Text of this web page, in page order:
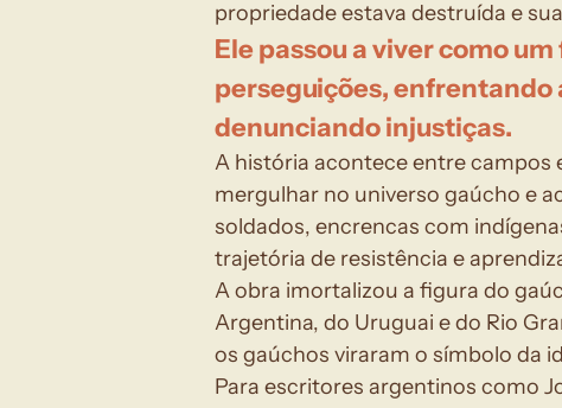
propriedade estava destruída e
Ele passou a viver como
perseguições, enfrentando
denunciando injustiças.
A história acontece entre campos
mergulhar no universo gaúcho e
soldados, encrencas com
trajetória de resistência e
A obra imortalizou a figura do
Argentina, do Uruguai e do Rio
os gaúchos viraram o símbolo da
Para escritores argentinos como